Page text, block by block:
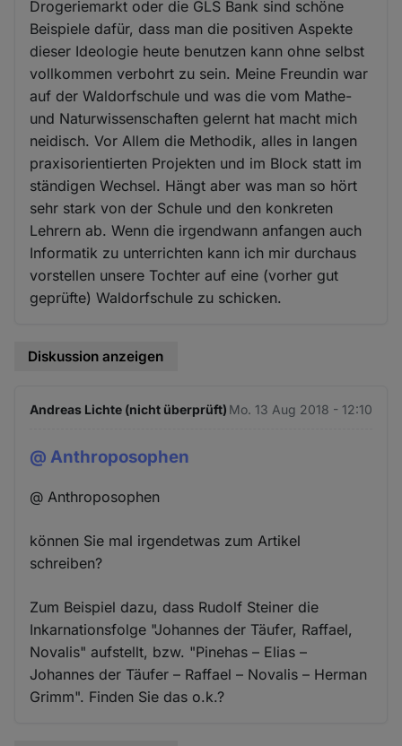
Drogeriemarkt oder die GLS Bank sind schöne
Beispiele dafür, dass man die positiven Aspekte
dieser Ideologie heute benutzen kann ohne selbst
vollkommen verbohrt zu sein. Meine Freundin war
auf der Waldorfschule und was die vom Mathe-
und Naturwissenschaften gelernt hat macht mich
neidisch. Vor Allem die Methodik, alles in langen
praxisorientierten Projekten und im Block statt im
ständigen Wechsel. Hängt aber was man so hört
sehr stark von der Schule und den konkreten
Lehrern ab. Wenn die irgendwann anfangen auch
Informatik zu unterrichten kann ich mir durchaus
vorstellen unsere Tochter auf eine (vorher gut
geprüfte) Waldorfschule zu schicken.
Diskussion anzeigen
Andreas Lichte (nicht überprüft) Mo. 13 Aug 2018 - 12:10
@ Anthroposophen
@ Anthroposophen
können Sie mal irgendetwas zum Artikel
schreiben?
Zum Beispiel dazu, dass Rudolf Steiner die
Inkarnationsfolge "Johannes der Täufer, Raffael,
Novalis" aufstellt, bzw. "Pinehas – Elias –
Johannes der Täufer – Raffael – Novalis – Herman
Grimm". Finden Sie das o.k.?